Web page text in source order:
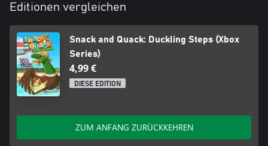
Editionen vergleichen
Snack and Quack: Duckling Steps (Xbox
Series)
4,99 €
DIESE EDITION
ZUM ANFANG ZURÜCKKEHREN